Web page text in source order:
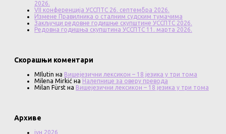
2026.
VII конференција УССПТС 26. септембра 2026.
Измене Правилника о сталним судским тумачима
Закључци редовне годишње скупштине УССПТС 2026.
Редовна годишња скупштина УССПТС 11. марта 2026.
Скорашњи коментари
MIlutin на Вишејезични лексикон – 18 језика у три тома
Milena Mirkić на Налепнице за оверу превода
Milan Fürst на Вишејезични лексикон – 18 језика у три тома
Архиве
јун 2026